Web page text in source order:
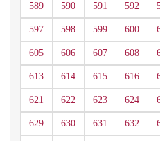
589 590 591 592
597 598 599 600
605 606 607 608
613 614 615 616
621 622 623 624
629 630 631 632